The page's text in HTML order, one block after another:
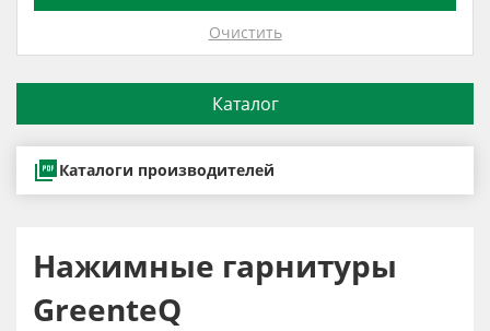
Очистить
Каталог
Каталоги производителей
Нажимные гарнитуры
GreenteQ